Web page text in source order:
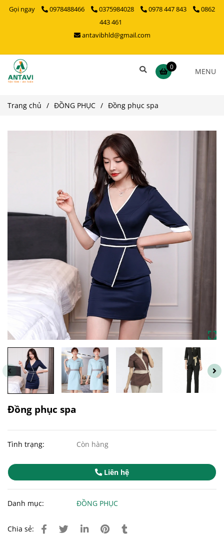
Gọi ngay 0978488466 0375984028 0978 447 843
0862
443 461
antavibhld@gmail.com
0 MENU
Trang chủ / ĐỒNG PHỤC / Đồng phục spa
Đồng phục spa
Tình trạng: Còn hàng
Liên hệ
Danh mục: ĐỒNG PHỤC
Chia sẻ: